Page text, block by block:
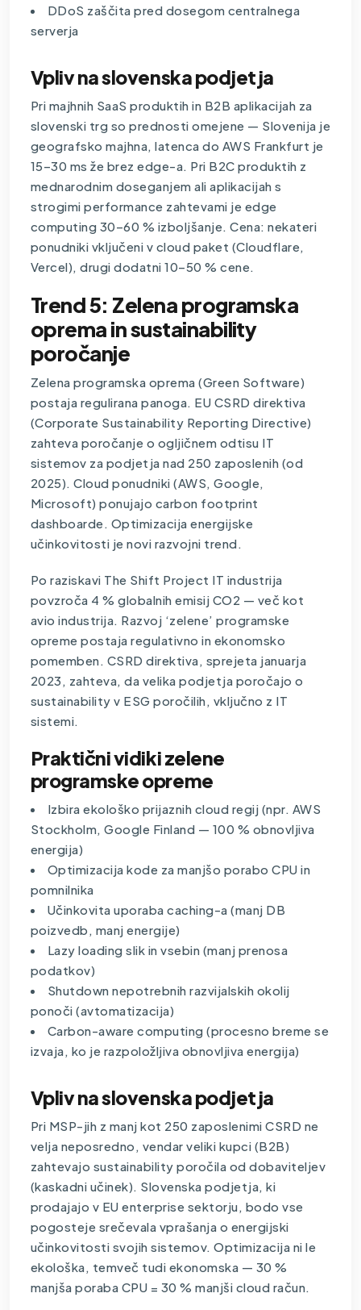
DDoS zaščita pred dosegom centralnega
serverja
Vpliv na slovenska podjetja
Pri majhnih SaaS produktih in B2B aplikacijah za
slovenski trg so prednosti omejene — Slovenija je
geografsko majhna, latenca do AWS Frankfurt je
15–30 ms že brez edge-a. Pri B2C produktih z
mednarodnim doseganjem ali aplikacijah s
strogimi performance zahtevami je edge
computing 30–60 % izboljšanje. Cena: nekateri
ponudniki vključeni v cloud paket (Cloudflare,
Vercel), drugi dodatni 10–50 % cene.
Trend 5: Zelena programska
oprema in sustainability
poročanje
Zelena programska oprema (Green Software)
postaja regulirana panoga. EU CSRD direktiva
(Corporate Sustainability Reporting Directive)
zahteva poročanje o ogljičnem odtisu IT
sistemov za podjetja nad 250 zaposlenih (od
2025). Cloud ponudniki (AWS, Google,
Microsoft) ponujajo carbon footprint
dashboarde. Optimizacija energijske
učinkovitosti je novi razvojni trend.
Po raziskavi The Shift Project IT industrija
povzroča 4 % globalnih emisij CO2 — več kot
avio industrija. Razvoj ‘zelene’ programske
opreme postaja regulativno in ekonomsko
pomemben. CSRD direktiva, sprejeta januarja
2023, zahteva, da velika podjetja poročajo o
sustainability v ESG poročilih, vključno z IT
sistemi.
Praktični vidiki zelene
programske opreme
Izbira ekološko prijaznih cloud regij (npr. AWS
Stockholm, Google Finland — 100 % obnovljiva
energija)
Optimizacija kode za manjšo porabo CPU in
pomnilnika
Učinkovita uporaba caching-a (manj DB
poizvedb, manj energije)
Lazy loading slik in vsebin (manj prenosa
podatkov)
Shutdown nepotrebnih razvijalskih okolij
ponoči (avtomatizacija)
Carbon-aware computing (procesno breme se
izvaja, ko je razpoložljiva obnovljiva energija)
Vpliv na slovenska podjetja
Pri MSP-jih z manj kot 250 zaposlenimi CSRD ne
velja neposredno, vendar veliki kupci (B2B)
zahtevajo sustainability poročila od dobaviteljev
(kaskadni učinek). Slovenska podjetja, ki
prodajajo v EU enterprise sektorju, bodo vse
pogosteje srečevala vprašanja o energijski
učinkovitosti svojih sistemov. Optimizacija ni le
ekološka, temveč tudi ekonomska — 30 %
manjša poraba CPU = 30 % manjši cloud račun.